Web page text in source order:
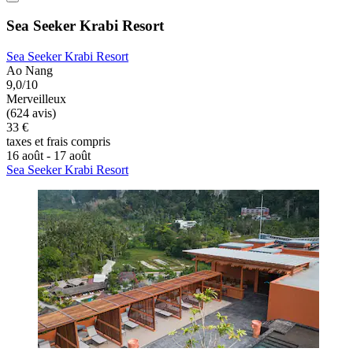
Sea Seeker Krabi Resort
Sea Seeker Krabi Resort
Ao Nang
9,0/10
Merveilleux
(624 avis)
33 €
taxes et frais compris
16 août - 17 août
Sea Seeker Krabi Resort